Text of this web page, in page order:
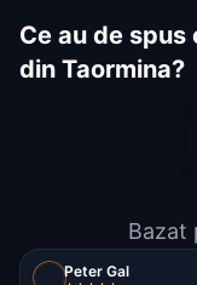
Ce au de
din Taormina?
Bazat
Peter Gal